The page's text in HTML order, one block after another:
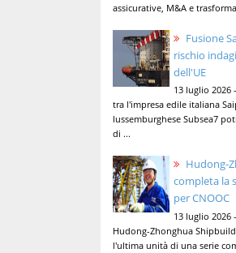
assicurative, M&A e
Fusione
rischio
dell'UE
13 luglio 2026
tra l'impresa edile italiana
lussemburghese Subsea7
di ...
Hudong-
completa la
per CNOOC
13 luglio 2026
Hudong-Zhonghua
l'ultima unità di una serie